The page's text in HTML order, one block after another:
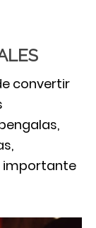
convertir
importante